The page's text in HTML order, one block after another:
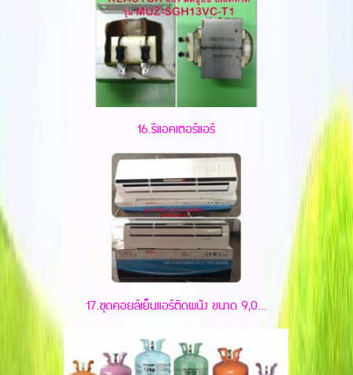
16.รีแอคเตอร์แอร์
17.ชุดคอยล์เย็นแอร์ติดผนัง ขนาด 9,0...